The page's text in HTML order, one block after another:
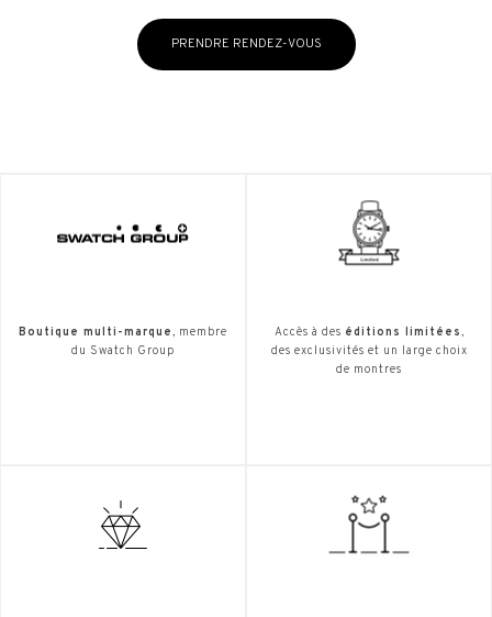
PRENDRE RENDEZ-VOUS
Boutique multi-marque, membre
du Swatch Group
Accès à des éditions limitées,
des exclusivités et un large choix
de montres